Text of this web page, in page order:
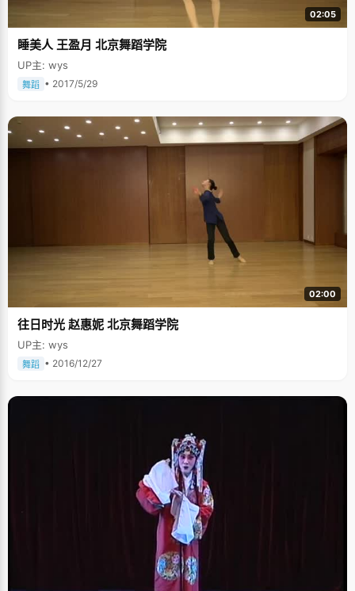
02:05
睡美人 王盈月 北京舞蹈学院
UP主: wys
舞蹈 • 2017/5/29
02:00
往日时光 赵惠妮 北京舞蹈学院
UP主: wys
舞蹈 • 2016/12/27